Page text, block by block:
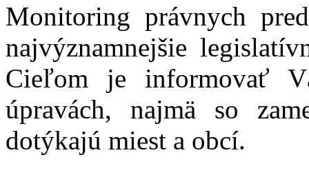
Monitoring právnych
najvýznamnejšie
Cieľom je informovať
úpravách, najmä so
dotýkajú miest a obcí.